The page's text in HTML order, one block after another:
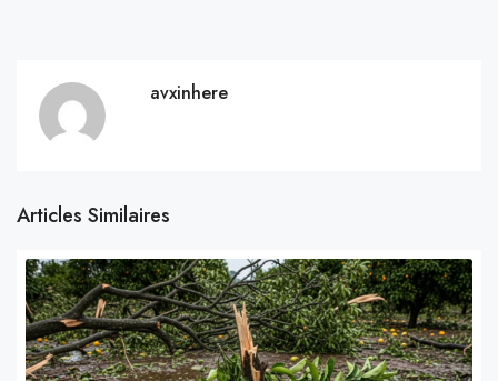
avxinhere
Articles Similaires